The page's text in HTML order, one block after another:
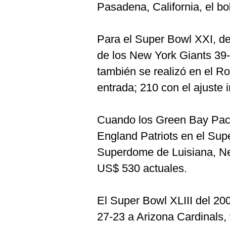
Pasadena, California, el
Para el Super Bowl XXI,
de los New York Giants
también se realizó en el
entrada; 210 con el ajuste
Cuando los Green Bay
England Patriots en el
Superdome de Luisiana,
US$ 530 actuales.
El Super Bowl XLIII del
27-23 a Arizona